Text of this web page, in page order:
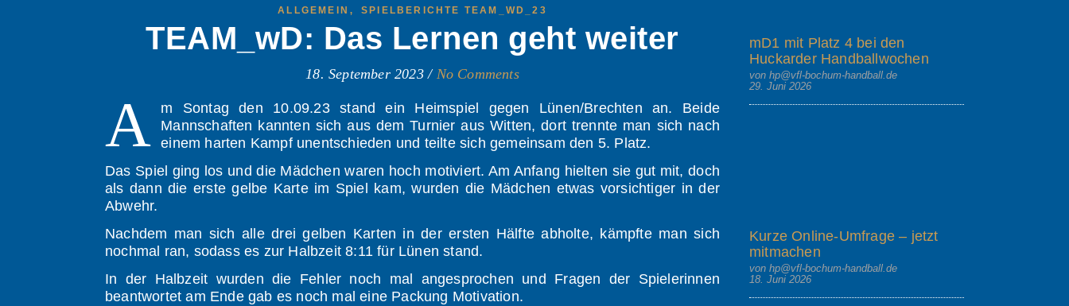
ALLGEMEIN , SPIELBERICHTE TEAM_WD_23
TEAM_wD: Das Lernen geht weiter
18. September 2023 / No Comments
A
m Sontag den 10.09.23 stand ein Heimspiel gegen Lünen/Brechten an. Beide
Mannschaften kannten sich aus dem Turnier aus Witten, dort trennte man sich nach
einem harten Kampf unentschieden und teilte sich gemeinsam den 5. Platz.
Das Spiel ging los und die Mädchen waren hoch motiviert. Am Anfang hielten sie gut mit, doch
als dann die erste gelbe Karte im Spiel kam, wurden die Mädchen etwas vorsichtiger in der
Abwehr.
Nachdem man sich alle drei gelben Karten in der ersten Hälfte abholte, kämpfte man sich
nochmal ran, sodass es zur Halbzeit 8:11 für Lünen stand.
In der Halbzeit wurden die Fehler noch mal angesprochen und Fragen der Spielerinnen
beantwortet am Ende gab es noch mal eine Packung Motivation.
mD1 mit Platz 4 bei den
Huckarder Handballwochen
von hp@vfl-bochum-handball.de
29. Juni 2026
Kurze Online-Umfrage – jetzt
mitmachen
von hp@vfl-bochum-handball.de
18. Juni 2026